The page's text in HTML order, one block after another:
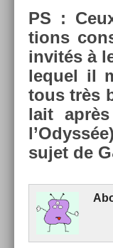
PS :
tions
invités à
lequel il
tous très
lait
sujet de